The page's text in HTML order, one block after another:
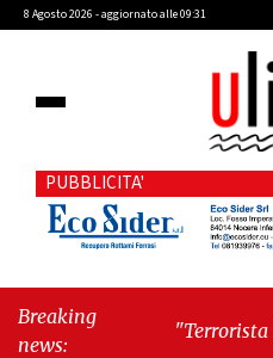
8 Agosto 2026 - aggiornato alle 09:31
PUBBLICITA'
Breaking
news:
"Terrorista baby"